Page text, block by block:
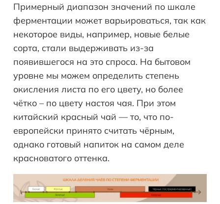
Примерный диапазон значений по шкале
ферментации может варьироваться, так как
некоторое виды, например, новые белые
сорта, стали выдерживать из-за
появившегося на это спроса. На бытовом
уровне мы можем определить степень
окисления листа по его цвету, но более
чётко – по цвету настоя чая. При этом
китайский красный чай — то, что по-
европейски принято считать чёрным,
однако готовый напиток на самом деле
красноватого оттенка.